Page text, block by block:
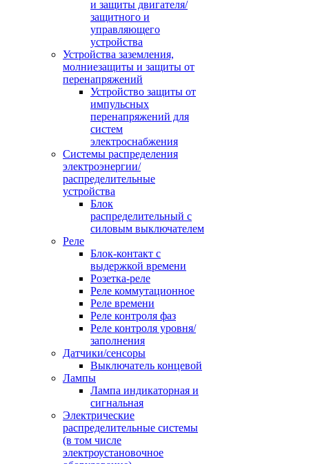
и защиты двигателя/
защитного и
управляющего
устройства
Устройства заземления,
молниезащиты и защиты от
перенапряжений
Устройство защиты от
импульсных
перенапряжений для
систем
электроснабжения
Системы распределения
электроэнергии/
распределительные
устройства
Блок
распределительный с
силовым выключателем
Реле
Блок-контакт с
выдержкой времени
Розетка-реле
Реле коммутационное
Реле времени
Реле контроля фаз
Реле контроля уровня/
заполнения
Датчики/сенсоры
Выключатель концевой
Лампы
Лампа индикаторная и
сигнальная
Электрические
распределительные системы
(в том числе
электроустановочное